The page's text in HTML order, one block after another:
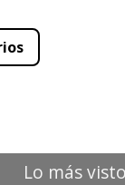
Lo más visto